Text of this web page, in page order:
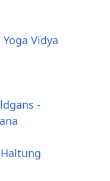
Vidya
-